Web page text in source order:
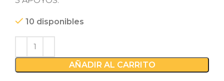
10 disponibles
AÑADIR AL CARRITO